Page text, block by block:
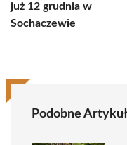
już 12 grudnia w
Sochaczewie
Podobne